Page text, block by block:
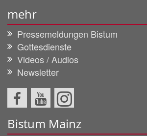
mehr
Pressemeldungen Bistum
Gottesdienste
Videos / Audios
Newsletter
Bistum Mainz